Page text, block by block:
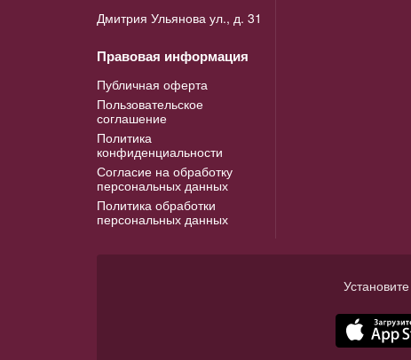
Дмитрия Ульянова ул., д. 31
Правовая информация
Публичная оферта
Пользовательское
соглашение
Политика
конфиденциальности
Согласие на обработку
персональных данных
Политика обработки
персональных данных